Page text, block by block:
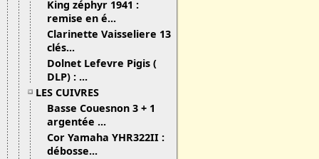
King zéphyr 1941 :
remise en é...
Clarinette Vaisseliere 13
clés...
Dolnet Lefevre Pigis (
DLP) : ...
LES CUIVRES
Basse Couesnon 3 + 1
argentée ...
Cor Yamaha YHR322II :
débosse...